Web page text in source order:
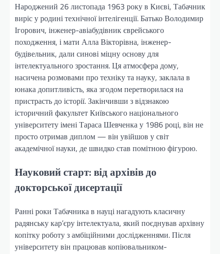
Народжений 26 листопада 1963 року в Києві, Табачник
виріс у родині технічної інтелігенції. Батько Володимир
Ігорович, інженер-авіабудівник єврейського
походження, і мати Алла Вікторівна, інженер-
будівельник, дали синові міцну основу для
інтелектуального зростання. Ця атмосфера дому,
насичена розмовами про техніку та науку, заклала в
юнака допитливість, яка згодом перетворилася на
пристрасть до історії. Закінчивши з відзнакою
історичний факультет Київського національного
університету імені Тараса Шевченка у 1986 році, він не
просто отримав диплом — він увійшов у світ
академічної науки, де швидко став помітною фігурою.
Науковий старт: від архівів до
докторської дисертації
Ранні роки Табачника в науці нагадують класичну
радянську кар’єру інтелектуала, який поєднував архівну
копітку роботу з амбіційними дослідженнями. Після
університету він працював копіювальником-